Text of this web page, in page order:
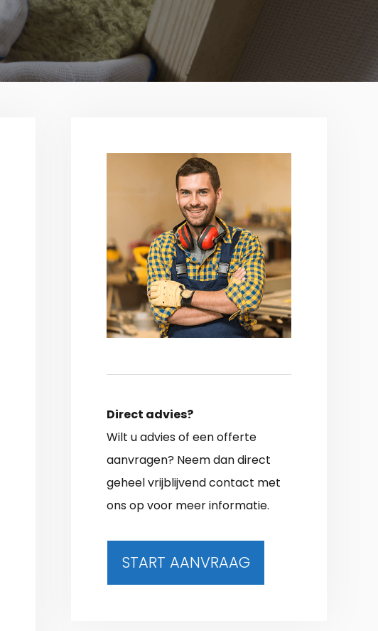
Direct advies?
Wilt u advies of een offerte
aanvragen? Neem dan direct
geheel vrijblijvend contact met
ons op voor meer informatie.
START AANVRAAG